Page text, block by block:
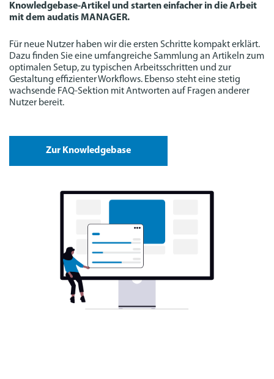
Knowledgebase-Artikel und starten einfacher in die Arbeit
mit dem audatis MANAGER.
Für neue Nutzer haben wir die ersten Schritte kompakt erklärt.
Dazu finden Sie eine umfangreiche Sammlung an Artikeln zum
optimalen Setup, zu typischen Arbeitsschritten und zur
Gestaltung effizienter Workflows. Ebenso steht eine stetig
wachsende FAQ-Sektion mit Antworten auf Fragen anderer
Nutzer bereit.
Zur Knowledgebase